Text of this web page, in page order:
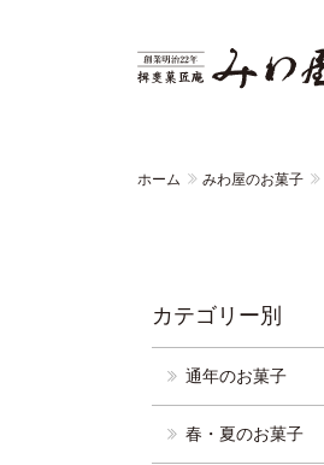
ホーム みわ屋のお菓子
カテゴリー別
通年のお菓子
春・夏のお菓子